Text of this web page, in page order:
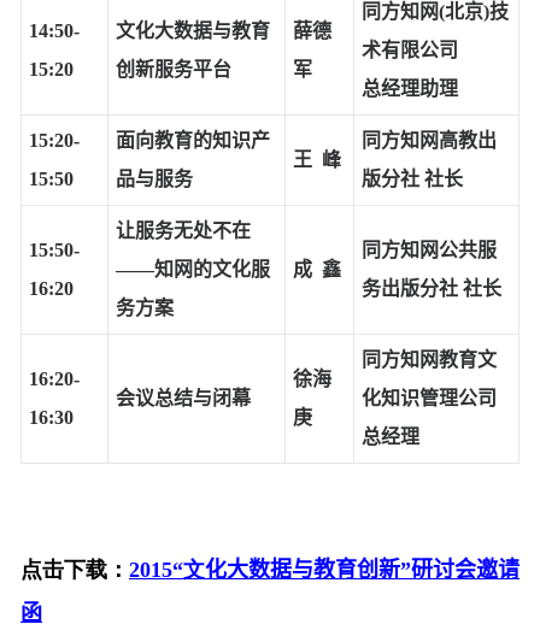
14:50-
15:20
文化大数据与教育
创新服务平台
薛德
军
同方知网(北京)技
术有限公司
总经理助理
15:20-
15:50
面向教育的知识产
品与服务
王 峰
同方知网高教出
版分社 社长
15:50-
16:20
让服务无处不在
——知网的文化服
务方案
成 鑫
同方知网公共服
务出版分社 社长
16:20-
16:30
会议总结与闭幕
徐海
庚
同方知网教育文
化知识管理公司
总经理
点击下载： 2015“文化大数据与教育创新”研讨会邀请
函